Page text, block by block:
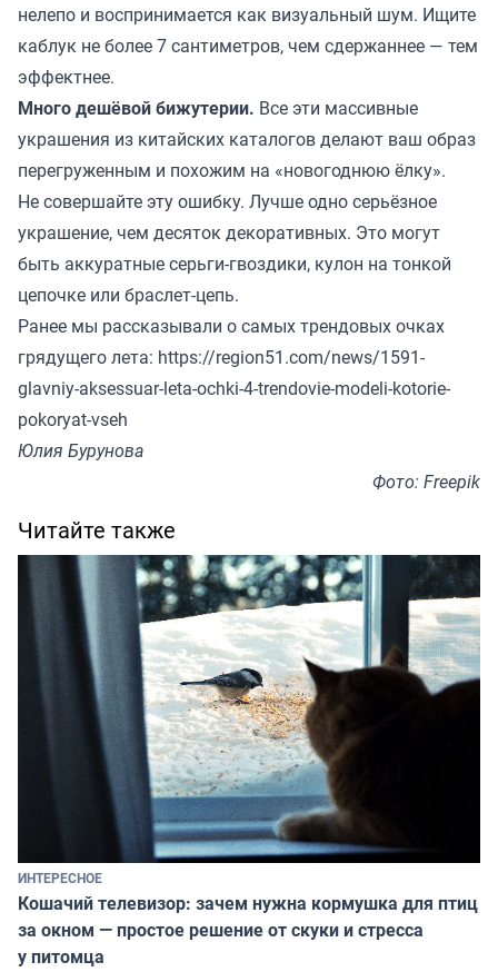
нелепо и воспринимается как визуальный шум. Ищите
каблук не более 7 сантиметров, чем сдержаннее — тем
эффектнее.
Много дешёвой бижутерии. Все эти массивные
украшения из китайских каталогов делают ваш образ
перегруженным и похожим на «новогоднюю ёлку».
Не совершайте эту ошибку. Лучше одно серьёзное
украшение, чем десяток декоративных. Это могут
быть аккуратные серьги-гвоздики, кулон на тонкой
цепочке или браслет-цепь.
Ранее мы рассказывали о самых трендовых очках
грядущего лета: https://region51.com/news/1591-
glavniy-aksessuar-leta-ochki-4-trendovie-modeli-kotorie-
pokoryat-vseh
Юлия Бурунова
Фото: Freepik
Читайте также
ИНТЕРЕСНОЕ
Кошачий телевизор: зачем нужна кормушка для птиц
за окном — простое решение от скуки и стресса
у питомца